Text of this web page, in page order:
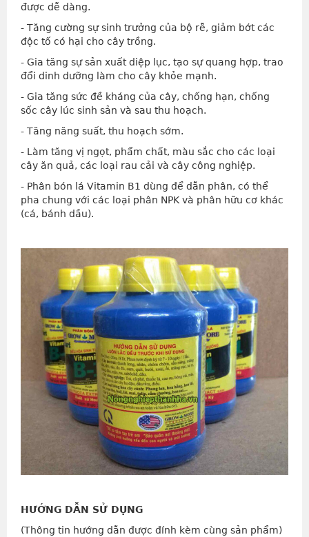
được dễ dàng.
- Tăng cường sự sinh trưởng của bộ rễ, giảm bớt các
độc tố có hại cho cây trồng.
- Gia tăng sự sản xuất diệp lục, tạo sự quang hợp, trao
đổi dinh dưỡng làm cho cây khỏe mạnh.
- Gia tăng sức đề kháng của cây, chống hạn, chống
sốc cây lúc sinh sản và sau thu hoạch.
- Tăng năng suất, thu hoạch sớm.
- Làm tăng vị ngọt, phẩm chất, màu sắc cho các loại
cây ăn quả, các loại rau cải và cây công nghiệp.
- Phân bón lá Vitamin B1 dùng để dẫn phân, có thể
pha chung với các loại phân NPK và phân hữu cơ khác
(cá, bánh dầu).
HƯỚNG DẪN SỬ DỤNG
(Thông tin hướng dẫn được đính kèm cùng sản phẩm)